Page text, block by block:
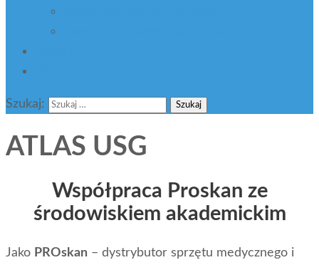
Szukaj:
ATLAS USG
Współpraca Proskan ze
środowiskiem akademickim
Jako PROskan – dystrybutor sprzętu medycznego i